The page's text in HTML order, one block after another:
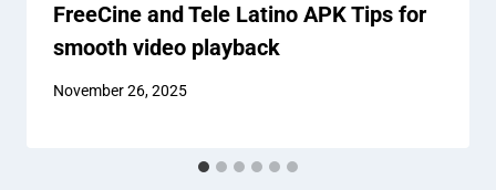
FreeCine and Tele Latino APK Tips for
smooth video playback
November 26, 2025